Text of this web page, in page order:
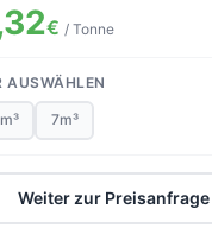
€ / Tonne
AUSWÄHLEN
7m³
Weiter zur Preisanfrage